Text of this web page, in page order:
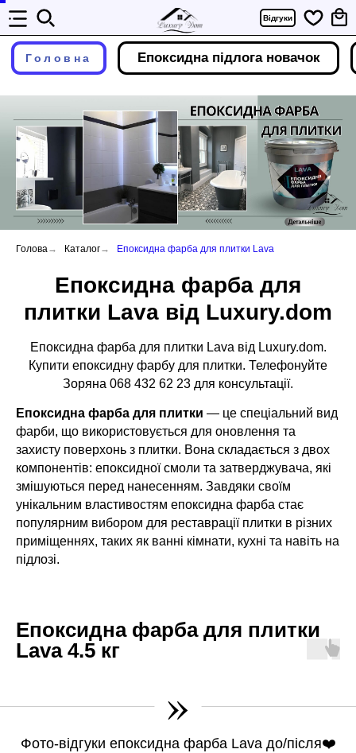
Відгуки
Головна Епоксидна підлога новачок
Епоксидна
Granitte
Голова→ Каталог→ Епоксидна фарба для плитки Lava
Епоксидна фарба для
плитки Lava від Luxury.dom
Епоксидна фарба для плитки Lava від Luxury.dom.
Купити епоксидну фарбу для плитки. Телефонуйте
Зоряна 068 432 62 23 для консультації.
Епоксидна фарба для плитки — це спеціальний вид
фарби, що використовується для оновлення та
захисту поверхонь з плитки. Вона складається з двох
компонентів: епоксидної смоли та затверджувача, які
змішуються перед нанесенням. Завдяки своїм
унікальним властивостям епоксидна фарба стає
популярним вибором для реставрації плитки в різних
приміщеннях, таких як ванні кімнати, кухні та навіть на
підлозі.
Епоксидна фарба для плитки
Lava 4.5 кг
»
Фото-відгуки епоксидна фарба Lava до/після❤️